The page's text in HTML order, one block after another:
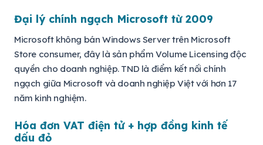
Đại lý chính ngạch Microsoft từ 2009
Microsoft không bán Windows Server trên Microsoft
Store consumer, đây là sản phẩm Volume Licensing độc
quyền cho doanh nghiệp. TND là điểm kết nối chính
ngạch giữa Microsoft và doanh nghiệp Việt với hơn 17
năm kinh nghiệm.
Hóa đơn VAT điện tử + hợp đồng kinh tế
dấu đỏ